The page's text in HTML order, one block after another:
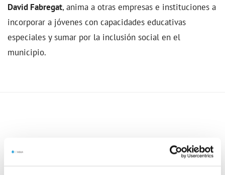
David Fabregat, anima a otras empresas e instituciones a
incorporar a jóvenes con capacidades educativas
especiales y sumar por la inclusión social en el
municipio.